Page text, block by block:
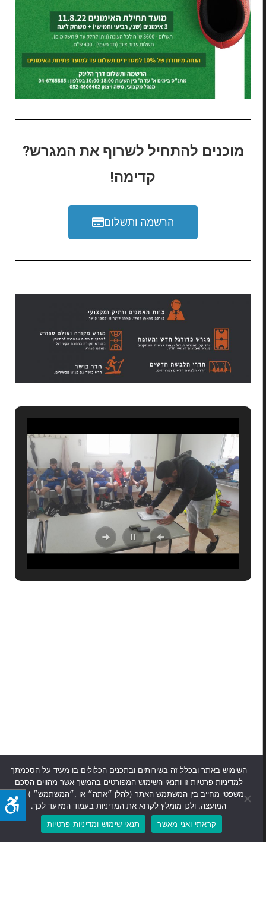
מוכנים להתחיל לשרוף את המגרש?
קדימה!
הרשמה ותשלום
השימוש באתר ובכלל זה בשירותים ובתכנים הכלולים בו מעיד על הסכמתך
למדיניות פרטיות זו ותנאי השימוש המפורטים בהמשך אשר מהווים הסכם
משפטי מחייב בין המשתמש האתר (להלן ״אתה״ או ,״המשתמש״ ) לבין
המועצה, ולכן מומלץ לקרוא את המדיניות בעמוד המיועד לכך.
קראתי ואני מאשר
תנאי שימוש ומדיניות פרטיות